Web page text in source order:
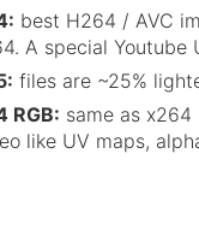
best H264 / AVC
A special
files are ~25%
RGB: same as
like UV maps,